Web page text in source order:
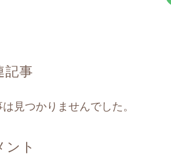
記事
見つかりませんでした。
ント